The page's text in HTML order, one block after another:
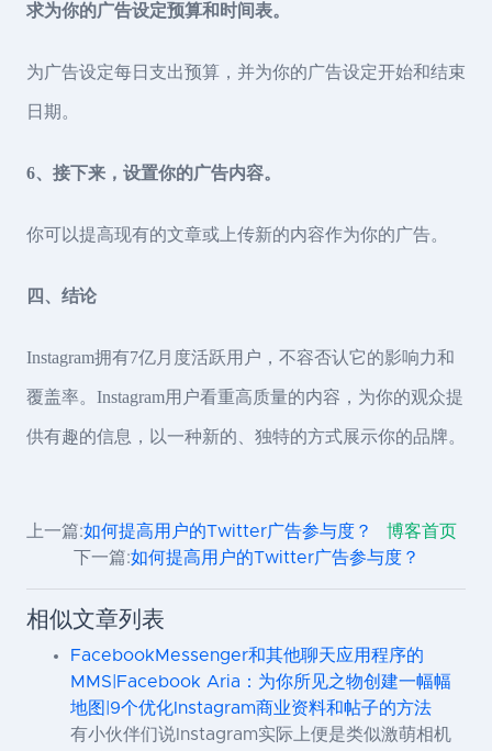
求为你的广告设定预算和时间表。
为广告设定每日支出预算，并为你的广告设定开始和结束
日期。
6、接下来，设置你的广告内容。
你可以提高现有的文章或上传新的内容作为你的广告。
四、结论
Instagram拥有7亿月度活跃用户，不容否认它的影响力和
覆盖率。Instagram用户看重高质量的内容，为你的观众提
供有趣的信息，以一种新的、独特的方式展示你的品牌。
上一篇:如何提高用户的Twitter广告参与度？
博客首页
下一篇:如何提高用户的Twitter广告参与度？
相似文章列表
FacebookMessenger和其他聊天应用程序的
MMS|Facebook Aria：为你所见之物创建一幅幅
地图|9个优化Instagram商业资料和帖子的方法
有小伙伴们说Instagram实际上便是类似激萌相机